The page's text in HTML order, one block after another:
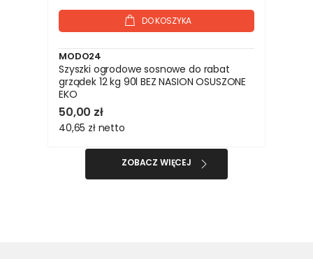
DO KOSZYKA
MODO24
Szyszki ogrodowe sosnowe do rabat
grządek 12 kg 90l BEZ NASION OSUSZONE
EKO
50,00 zł
40,65 zł netto
ZOBACZ WIĘCEJ